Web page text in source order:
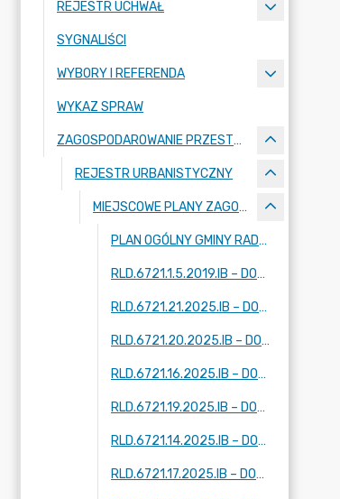
REJESTR UCHWAŁ
SYGNALIŚCI
WYBORY I REFERENDA
WYKAZ SPRAW
ZAGOSPODAROWANIE PRZESTRZENNE
REJESTR URBANISTYCZNY
MIEJSCOWE PLANY ZAGOSPODAROWANIA PRZESTRZENNEGO - W TRAKCIE OPRACOWANIA
PLAN OGÓLNY GMINY RADZIEJOWICE
RLD.6721.1.5.2019.IB – DOTYCZY FRAGMENTÓW MIEJSCOWOŚCI: KRZE DUŻE, ADAMÓW-PARCEL, RADZIEJOWICE
RLD.6721.21.2025.IB – DOTYCZY FRAGMENTU MIEJSCOWOŚCI: ZAZDROŚĆ
RLD.6721.20.2025.IB – DOTYCZY FRAGMENTU MIEJSCOWOŚCI: RADZIEJOWICE
RLD.6721.16.2025.IB – DOTYCZY DWÓCH FRAGMENTÓW MIEJSCOWOŚCI: KUKLÓWKA ZARZECZNA
RLD.6721.19.2025.IB – DOTYCZY DWÓCH FRAGMENTÓW MIEJSCOWOŚCI: KUKLÓWKA ZARZECZNA
RLD.6721.14.2025.IB – DOTYCZY FRAGMENTU MIEJSCOWOŚCI: TARTAK BRZÓZKI, KORYTÓW (I I II) ZBOISKA, KAMIONKA
RLD.6721.17.2025.IB – DOTYCZY FRAGMENTU MIEJSCOWOŚCI: ADAMÓW -WIEŚ, KUKLÓWKA ZARZECZNA I KRZE DUŻE